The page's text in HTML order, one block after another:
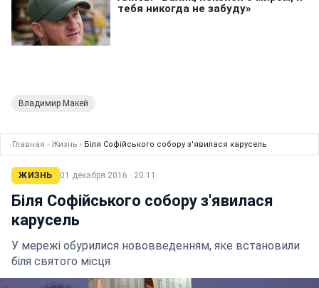
Владимир Макей
Главная › Жизнь › Біля Софійського собору з'явилася карусель
ЖИЗНЬ 01 декабря 2016 · 20:11
Біля Софійського собору з'явилася
карусель
У мережі обурилися нововведенням, яке встановили
біля святого місця